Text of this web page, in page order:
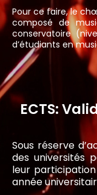
Pour ce faire, le
composé de
conservatoire
d’étudiants en
ECTS:
Sous réserve
des universités
leur
année